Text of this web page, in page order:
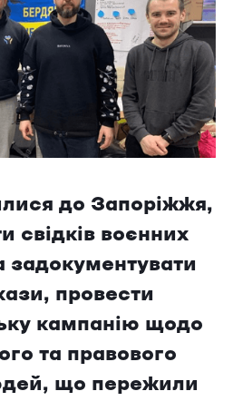
до Запоріжжя,
свідків воєнних
задокументувати
провести
кампанію щодо
та правового
що пережили